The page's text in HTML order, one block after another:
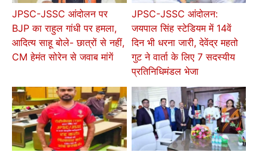
JPSC-JSSC आंदोलन पर
BJP का राहुल गांधी पर हमला,
आदित्य साहू बोले- छात्रों से नहीं,
CM हेमंत सोरेन से जवाब मांगें
JPSC-JSSC आंदोलन:
जयपाल सिंह स्टेडियम में 14वें
दिन भी धरना जारी, देवेंद्र महतो
गुट ने वार्ता के लिए 7 सदस्यीय
प्रतिनिधिमंडल भेजा